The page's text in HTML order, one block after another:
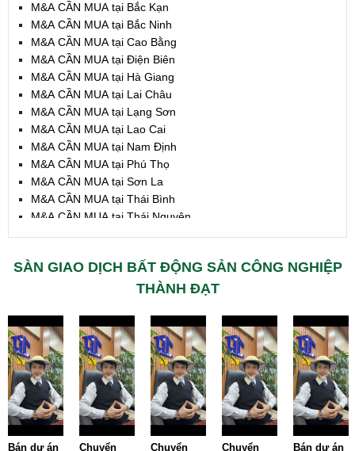
M&A CẦN MUA tại Bắc Kạn
M&A CẦN MUA tại Bắc Ninh
M&A CẦN MUA tại Cao Bằng
M&A CẦN MUA tại Điện Biên
M&A CẦN MUA tại Hà Giang
M&A CẦN MUA tại Lai Châu
M&A CẦN MUA tại Lạng Sơn
M&A CẦN MUA tại Lao Cai
M&A CẦN MUA tại Nam Định
M&A CẦN MUA tại Phú Thọ
M&A CẦN MUA tại Sơn La
M&A CẦN MUA tại Thái Bình
M&A CẦN MUA tại Thái Nguyên
M&A CẦN MUA tại Thừa T. Huế
M&A CẦN MUA tại Khánh Hoà
M&A CẦN MUA tại Bình Thuận
M&A CẦN MUA tại Đăk Nông
M&A CẦN MUA tại ĐắkLắk
M&A CẦN MUA tại Gia Lai
M&A CẦN MUA tại Hà Tĩnh
M&A CẦN MUA tại Kon Tum
M&A CẦN MUA tại Nghệ An
SÀN GIAO DỊCH BẤT ĐỘNG SẢN CÔNG NGHIỆP
THÀNH ĐẠT
Bán dự án
Chuyển
Chuyển
Chuyển
Bán dự án